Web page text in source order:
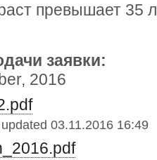
превышает 35
заявки:
2016
03.11.2016 16:49